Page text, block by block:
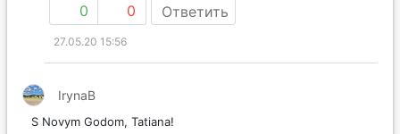
0 0 Ответить
27.05.20 15:56
IrynaB
S Novym Godom, Tatiana!